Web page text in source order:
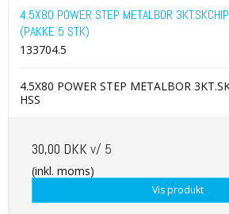
4.5X80 POWER STEP METALBOR
(PAKKE 5 STK)
133704.5
4.5X80 POWER STEP METALBOR
HSS
30,00 DKK v/ 5
(inkl. moms)
Vis produkt